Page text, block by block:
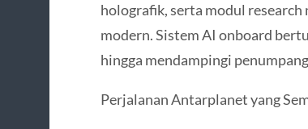
holografik, serta modul
modern. Sistem AI onboard
hingga mendampingi
Perjalanan Antarplanet yang